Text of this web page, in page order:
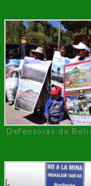
Defensoras de